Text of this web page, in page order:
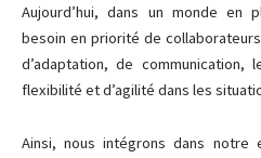
Aujourd’hui, dans un monde en
besoin en priorité de
d’adaptation, de
flexibilité et d’agilité dans les
Ainsi, nous intégrons dans notre